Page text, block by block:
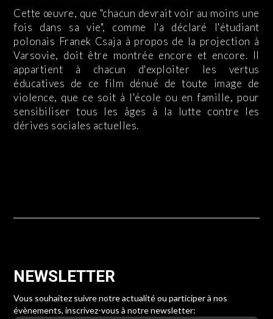
Cette œuvre, que "chacun devrait voir au moins une
fois dans sa vie", comme l'a déclaré l'étudiant
polonais Franek Csaja à propos de la projection à
Varsovie, doit être montrée encore et encore. Il
appartient à chacun d'exploiter les vertus
éducatives de ce film dénué de toute image de
violence, que ce soit à l'école ou en famille, pour
sensibiliser tous les âges à la lutte contre les
dérives sociales actuelles.
NEWSLETTER
Vous souhaitez suivre notre actualité ou participer à nos
évènements, inscrivez-vous ànotre newsletter: